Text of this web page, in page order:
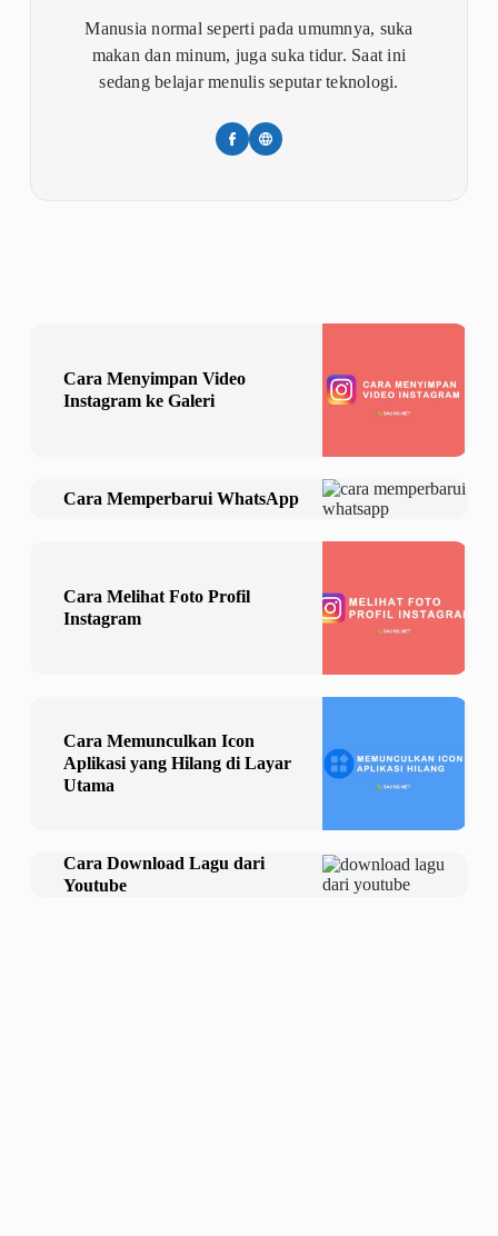
Manusia normal seperti pada umumnya, suka
makan dan minum, juga suka tidur. Saat ini
sedang belajar menulis seputar teknologi.
Cara Menyimpan Video
Instagram ke Galeri
Cara Memperbarui WhatsApp
Cara Melihat Foto Profil
Instagram
Cara Memunculkan Icon
Aplikasi yang Hilang di Layar
Utama
Cara Download Lagu dari
Youtube